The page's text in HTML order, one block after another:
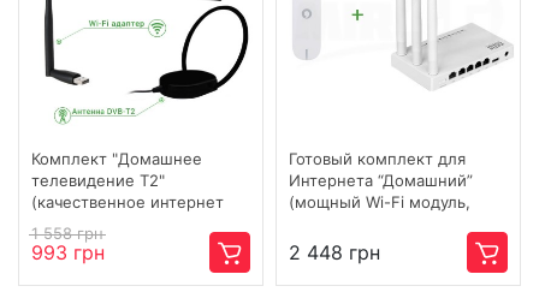
Комплект "Домашнее
телевидение Т2"
(качественное интернет
ТВ)
1 558 грн
993 грн
Готовый комплект для
Интернета “Домашний”
(мощный Wi-Fi модуль,
Huawei)
2 448 грн